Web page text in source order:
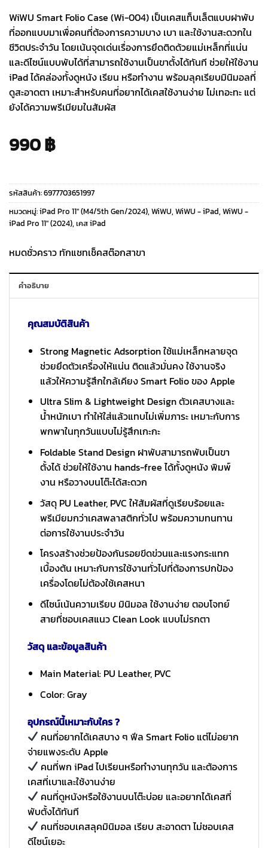
WiWU Smart Folio Case (Wi-004) เป็นเคสแท็บเล็ตแบบฝาพับ
ที่ออกแบบมาเพื่อคนที่ต้องการความบาง เบา และใช้งานสะดวกใน
ชีวิตประจำวัน โดยเน้นจุดเด่นเรื่องการยึดติดด้วยแม่เหล็กที่แน่น
และดีไซน์แบบพับได้ที่สามารถใช้งานเป็นขาตั้งได้ทันที ช่วยให้ใช้งาน
iPad ได้คล่องทั้งดูหนัง เรียน หรือทำงาน พร้อมลุคเรียบมินิมอลที่
ดูสะอาดตา เหมาะสำหรับคนที่อยากได้เคสใช้งานง่าย ไม่เทอะทะ แต่
ยังได้ความพรีเมียมในสัมผัส
990฿
รหัสสินค้า:6977703651997
หมวดหมู่:iPad Pro 11" (M4/5th Gen/2024), WiWU, WiWU - iPad, WiWU -
iPad Pro 11" (2024), เคส iPad
หมดชั่วคราว ทักแชทเช็คสต๊อกสาขา
คำอธิบาย
คุณสมบัติสินค้า
Strong Magnetic Adsorption ใช้แม่เหล็กหลายจุด
ช่วยยึดตัวเครื่องให้แน่น ติดแล้วมั่นคง ใช้งานจริง
แล้วให้ความรู้สึกใกล้เคียง Smart Folio ของ Apple
Ultra Slim & Lightweight Design ตัวเคสบางและ
น้ำหนักเบา ทำให้ใส่แล้วแทบไม่เพิ่มภาระ เหมาะกับการ
พกพาในทุกวันแบบไม่รู้สึกเกะกะ
Foldable Stand Design ฝาพับสามารถพับเป็นขา
ตั้งได้ ช่วยให้ใช้งาน hands-free ได้ทั้งดูหนัง พิมพ์
งาน หรือวางบนโต๊ะได้สะดวก
วัสดุ PU Leather, PVC ให้สัมผัสที่ดูเรียบร้อยและ
พรีเมียมกว่าเคสพลาสติกทั่วไป พร้อมความทนทาน
ต่อการใช้งานประจำวัน
โครงสร้างช่วยป้องกันรอยขีดข่วนและแรงกระแทก
เบื้องต้น เหมาะกับการใช้งานทั่วไปที่ต้องการปกป้อง
เครื่องโดยไม่ต้องใช้เคสหนา
ดีไซน์เน้นความเรียบ มินิมอล ใช้งานง่าย ตอบโจทย์
สายที่ชอบเคสแนว Clean Look แบบไม่รกตา
วัสดุ และข้อมูลสินค้า
Main Material: PU Leather, PVC
Color: Gray
อุปกรณ์นี้เหมาะกับใคร ?
คนที่อยากได้เคสบาง ๆ ฟีล Smart Folio แต่ไม่อยาก
จ่ายแพงระดับ Apple
คนที่พก iPad ไปเรียนหรือทำงานทุกวัน และต้องการ
เคสที่เบาและใช้งานง่าย
คนที่ดูหนังหรือใช้งานบนโต๊ะบ่อย และอยากได้เคสที่
พับตั้งได้ทันที
คนที่ชอบเคสลุคมินิมอล เรียบ สะอาดตา ไม่ชอบเคส
ดีไซน์เยอะ